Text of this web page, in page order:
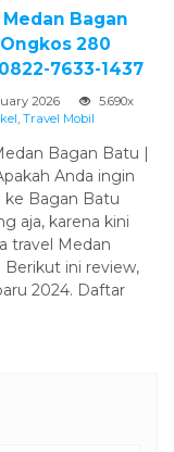
Bagan
280
7633-1437
2026
5.690x
, Travel Mobil
Bagan Batu |
Anda ingin
ke Bagan Batu
aja, karena kini
travel Medan
ini review,
2024. Daftar